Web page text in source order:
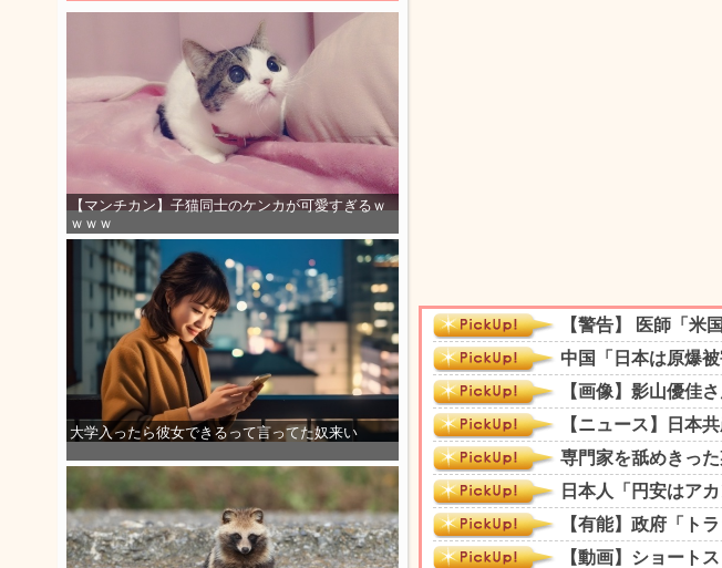
【マンチカン】子猫同士のケンカが可愛すぎるｗ
ｗｗｗ
大学入ったら彼女できるって言ってた奴来い